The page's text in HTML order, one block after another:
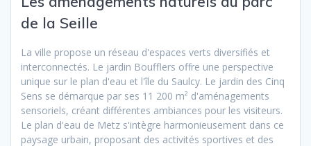
de la Seille
La ville propose un réseau d'espaces verts diversifiés et
interconnectés. Le jardin Boufflers offre une perspective
unique sur le plan d'eau et l'île du Saulcy. Le jardin des Cinq
Sens se démarque par ses 11 200 m² d'aménagements
sensoriels, créant différentes ambiances pour les visiteurs.
Le plan d'eau de Metz s'intègre harmonieusement dans ce
paysage urbain, proposant des activités sportives et des